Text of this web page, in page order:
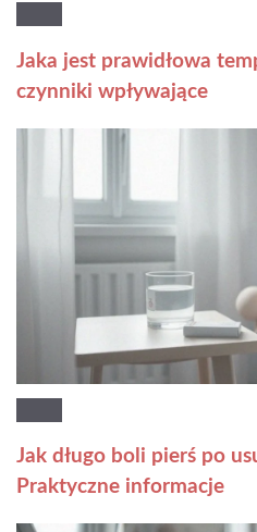
Jaka jest prawidłowa
czynniki wpływające
Jak długo boli pierś po
Praktyczne informacje